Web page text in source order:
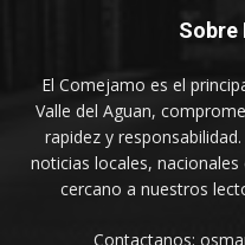
Sobre
El Comejamo es el
Valle del Aguan,
rapidez y
noticias locales,
cercano a nuestros
Contactanos: